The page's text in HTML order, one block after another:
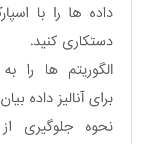
داده ها را با
دستکاری کنید.
الگوریتم ها را
برای آنالیز داده